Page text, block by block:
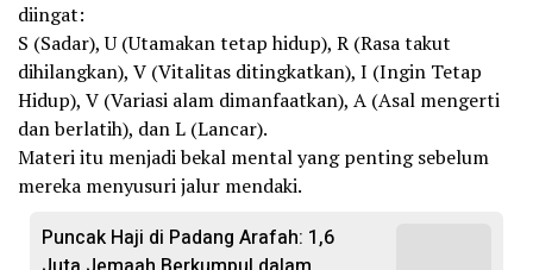
diingat:
S (Sadar), U (Utamakan tetap hidup), R (Rasa takut
dihilangkan), V (Vitalitas ditingkatkan), I (Ingin Tetap
Hidup), V (Variasi alam dimanfaatkan), A (Asal mengerti
dan berlatih), dan L (Lancar).
Materi itu menjadi bekal mental yang penting sebelum
mereka menyusuri jalur mendaki.
Puncak Haji di Padang Arafah: 1,6